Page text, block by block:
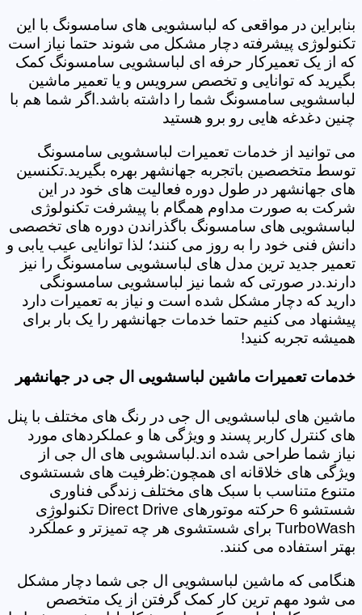
بنابراین در مواقعی که لباسشویی های سامسونگ با این
تکنولوژی پیشرفته دچار مشکل می شوند حتما نیاز است
که از یک تعمیرکار حرفه ای لباسشویی سامسونگ کمک
بگیرید که توانایی و تخصص سرویس و یا تعمیر ماشین
لباسشویی سامسونگ شما را داشته باشد.اگر شما هم با
چنین دغدغه هایی رو برو هستید
می توانید از خدمات تعمیرات لباسشویی سامسونگ
توسط متخصصین باتجربه جهانشهر بهره بگیرید.تکنسین
های جهانشهر در طول دوره فعالیت های خود در این
شرکت به صورت مداوم همگام با پیشرفت تکنولوژی
لباسشویی های سامسونگ باگذراندن دوره های تخصصی
دانش فنی خود را به روز می کنند؛ لذا توانایی عیب یابی و
تعمیر جدید ترین مدل های لباسشویی سامسونگ را نیز
دارند.در صورتی که شما نیز لباسشویی سامسونگی
دارید که دچار مشکل شده است و نیاز به تعمیرات دارد
پیشنهاد می کنیم حتما خدمات جهانشهر را یک بار برای
همیشه تجربه کنید!
خدمات تعمیرات ماشین لباسشویی ال جی در جهانشهر
ماشین های لباسشویی ال جی در رنگ های مختلف با پنل
های کنترل کاربر پسند و ویژگی ها و عملکردهای مورد
نیاز شما طراحی شده اند.لباسشویی های ال جی از
ویژگی های خلاقانه ای همچون:ظرفیت های شستشوی
متنوع متناسب با سبک های مختلف زندگی فناوری
شستشو 6 حرکته موتورهای Direct Drive تکنولوژِی
TurboWash برای شستشوی هر چه تمیزتر و عملکرد
بهتر استفاده می کنند.
هنگامی که ماشین لباسشویی ال جی شما دچار مشکل
می شود مهم ترین کار کمک گرفتن از یک متخصص